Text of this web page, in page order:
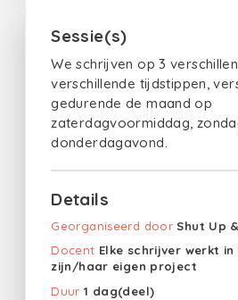
Sessie(s)
We schrijven op 3
verschillende tijdstippen,
gedurende de maand op
zaterdagvoormiddag,
donderdagavond.
Details
Georganiseerd door Shut Up
Docent Elke schrijver werkt
zijn/haar eigen project
Duur 1 dag(deel)